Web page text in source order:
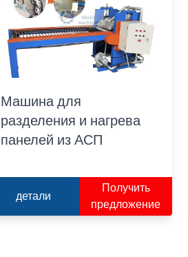
Машина для
разделения и нагрева
панелей из АСП
детали
Получить
предложение